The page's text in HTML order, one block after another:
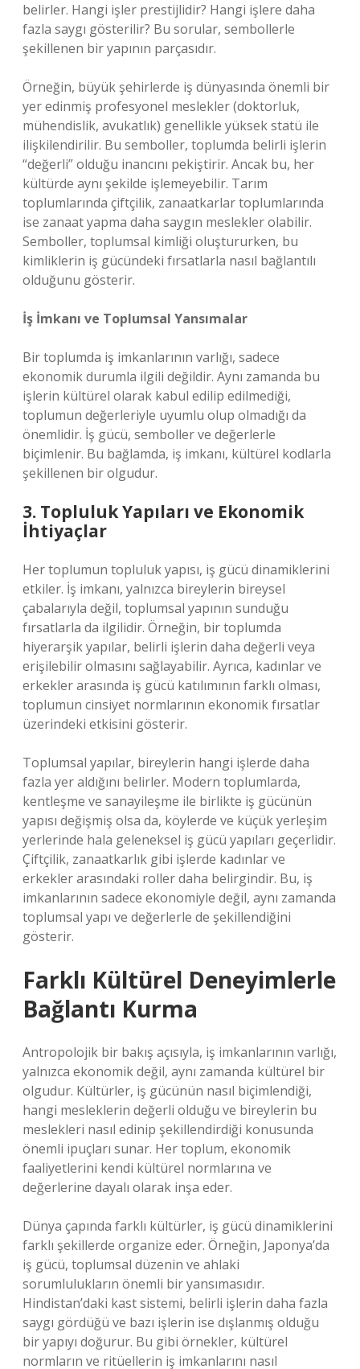
belirler. Hangi işler prestijlidir? Hangi işlere daha
fazla saygı gösterilir? Bu sorular, sembollerle
şekillenen bir yapının parçasıdır.
Örneğin, büyük şehirlerde iş dünyasında önemli bir
yer edinmiş profesyonel meslekler (doktorluk,
mühendislik, avukatlık) genellikle yüksek statü ile
ilişkilendirilir. Bu semboller, toplumda belirli işlerin
“değerli” olduğu inancını pekiştirir. Ancak bu, her
kültürde aynı şekilde işlemeyebilir. Tarım
toplumlarında çiftçilik, zanaatkarlar toplumlarında
ise zanaat yapma daha saygın meslekler olabilir.
Semboller, toplumsal kimliği oluştururken, bu
kimliklerin iş gücündeki fırsatlarla nasıl bağlantılı
olduğunu gösterir.
İş İmkanı ve Toplumsal Yansımalar
Bir toplumda iş imkanlarının varlığı, sadece
ekonomik durumla ilgili değildir. Aynı zamanda bu
işlerin kültürel olarak kabul edilip edilmediği,
toplumun değerleriyle uyumlu olup olmadığı da
önemlidir. İş gücü, semboller ve değerlerle
biçimlenir. Bu bağlamda, iş imkanı, kültürel kodlarla
şekillenen bir olgudur.
3. Topluluk Yapıları ve Ekonomik
İhtiyaçlar
Her toplumun topluluk yapısı, iş gücü dinamiklerini
etkiler. İş imkanı, yalnızca bireylerin bireysel
çabalarıyla değil, toplumsal yapının sunduğu
fırsatlarla da ilgilidir. Örneğin, bir toplumda
hiyerarşik yapılar, belirli işlerin daha değerli veya
erişilebilir olmasını sağlayabilir. Ayrıca, kadınlar ve
erkekler arasında iş gücü katılımının farklı olması,
toplumun cinsiyet normlarının ekonomik fırsatlar
üzerindeki etkisini gösterir.
Toplumsal yapılar, bireylerin hangi işlerde daha
fazla yer aldığını belirler. Modern toplumlarda,
kentleşme ve sanayileşme ile birlikte iş gücünün
yapısı değişmiş olsa da, köylerde ve küçük yerleşim
yerlerinde hala geleneksel iş gücü yapıları geçerlidir.
Çiftçilik, zanaatkarlık gibi işlerde kadınlar ve
erkekler arasındaki roller daha belirgindir. Bu, iş
imkanlarının sadece ekonomiyle değil, aynı zamanda
toplumsal yapı ve değerlerle de şekillendiğini
gösterir.
Farklı Kültürel Deneyimlerle
Bağlantı Kurma
Antropolojik bir bakış açısıyla, iş imkanlarının varlığı,
yalnızca ekonomik değil, aynı zamanda kültürel bir
olgudur. Kültürler, iş gücünün nasıl biçimlendiği,
hangi mesleklerin değerli olduğu ve bireylerin bu
meslekleri nasıl edinip şekillendirdiği konusunda
önemli ipuçları sunar. Her toplum, ekonomik
faaliyetlerini kendi kültürel normlarına ve
değerlerine dayalı olarak inşa eder.
Dünya çapında farklı kültürler, iş gücü dinamiklerini
farklı şekillerde organize eder. Örneğin, Japonya’da
iş gücü, toplumsal düzenin ve ahlaki
sorumlulukların önemli bir yansımasıdır.
Hindistan’daki kast sistemi, belirli işlerin daha fazla
saygı gördüğü ve bazı işlerin ise dışlanmış olduğu
bir yapıyı doğurur. Bu gibi örnekler, kültürel
normların ve ritüellerin iş imkanlarını nasıl